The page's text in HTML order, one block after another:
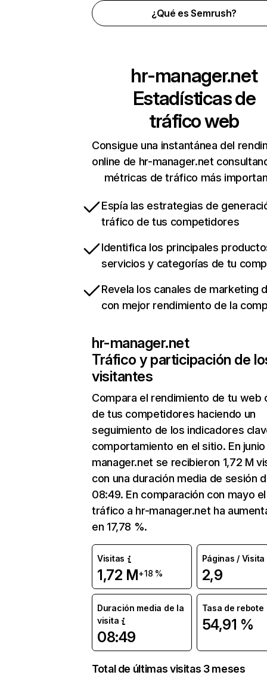
¿Qué es Semrush?
hr-manager.net
Estadísticas de
tráfico web
Consigue una instantánea del
online de hr-manager.net
métricas de tráfico más
Espía las estrategias de
tráfico de tus competidores
Identifica los principales
servicios y categorías de tu
Revela los canales de marketing
con mejor rendimiento de la
hr-manager.net
Tráfico y participación de
visitantes
Compara el rendimiento de tu web
de tus competidores haciendo un
seguimiento de los indicadores
comportamiento en el sitio. En
manager.net se recibieron 1,72 M
con una duración media de sesión
08:49. En comparación con mayo el
tráfico a hr-manager.net ha
en 17,78 %.
Visitas
1,72 M+18 %
Páginas / Visita
2,9
Duración media de la
visita
08:49
Tasa de rebote
54,91 %
Total de últimas visitas 3 meses